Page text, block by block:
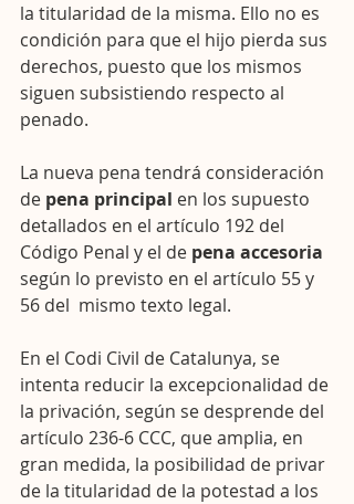
la titularidad de la misma. Ello no es
condición para que el hijo pierda sus
derechos, puesto que los mismos
siguen subsistiendo respecto al
penado.
La nueva pena tendrá consideración
de pena principal en los supuesto
detallados en el artículo 192 del
Código Penal y el de pena accesoria
según lo previsto en el artículo 55 y
56 del  mismo texto legal.
En el Codi Civil de Catalunya, se
intenta reducir la excepcionalidad de
la privación, según se desprende del
artículo 236-6 CCC, que amplia, en
gran medida, la posibilidad de privar
de la titularidad de la potestad a los